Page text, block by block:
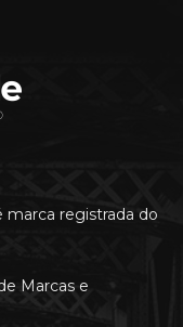
marca registrada do
Marcas e